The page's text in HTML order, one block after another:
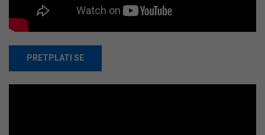
PRETPLATI SE